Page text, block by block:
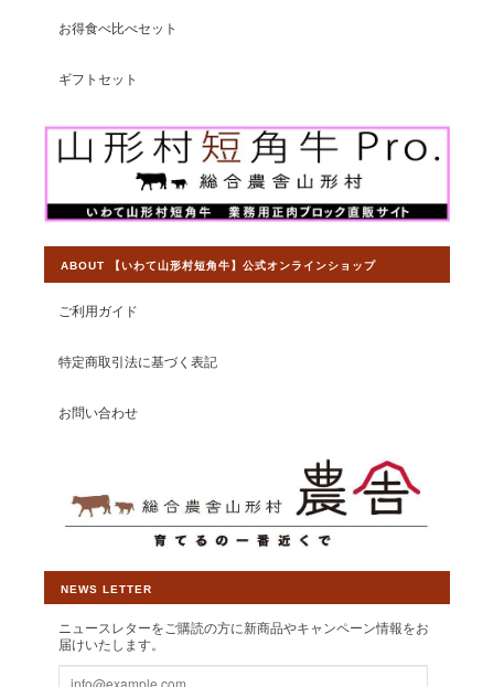
赤身で臭みもなくいつもお塩だけで、アッサリ頂けるし肉の味が
育ててありがとうございます。出会えて大変嬉しく思ってます。
この度は素敵なレビューをいただきまし
て大変光栄です。塩コショウでのお召し
上がり方をオススメしておりますので、
お喜びいただいて感無量でございます。
今後ともより一層皆様から選ばれるショ
ップとして運営して参りますので、 【い
2026/07/08
ヒレとロースしかまだ食べてませんが、ヒレは赤身とは思えない
お得食べ比べセット
ギフトセット
ABOUT 【いわて山形村短角牛】公式オンラインショップ
ご利用ガイド
特定商取引法に基づく表記
お問い合わせ
NEWS LETTER
ニュースレターをご購読の方に新商品やキャンペーン情報をお
届けいたします。